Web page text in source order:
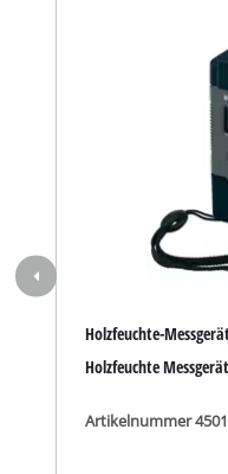
Holzfeuchte-
Holzfeuchte Messgerät
Artikelnummer